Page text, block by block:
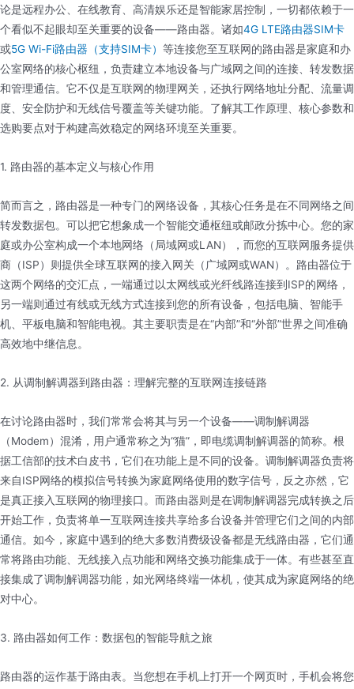
论是远程办公、在线教育、高清娱乐还是智能家居控制，一切都依赖于一
个看似不起眼却至关重要的设备——路由器。诸如4G LTE路由器SIM卡
或5G Wi-Fi路由器（支持SIM卡） 等连接您至互联网的路由器是家庭和办
公室网络的核心枢纽，负责建立本地设备与广域网之间的连接、转发数据
和管理通信。它不仅是互联网的物理网关，还执行网络地址分配、流量调
度、安全防护和无线信号覆盖等关键功能。了解其工作原理、核心参数和
选购要点对于构建高效稳定的网络环境至关重要。
1. 路由器的基本定义与核心作用
简而言之，路由器是一种专门的网络设备，其核心任务是在不同网络之间
转发数据包。可以把它想象成一个智能交通枢纽或邮政分拣中心。您的家
庭或办公室构成一个本地网络（局域网或LAN），而您的互联网服务提供
商（ISP）则提供全球互联网的接入网关（广域网或WAN）。路由器位于
这两个网络的交汇点，一端通过以太网线或光纤线路连接到ISP的网络，
另一端则通过有线或无线方式连接到您的所有设备，包括电脑、智能手
机、平板电脑和智能电视。其主要职责是在“内部”和“外部”世界之间准确
高效地中继信息。
2. 从调制解调器到路由器：理解完整的互联网连接链路
在讨论路由器时，我们常常会将其与另一个设备——调制解调器
（Modem）混淆，用户通常称之为“猫”，即电缆调制解调器的简称。根
据工信部的技术白皮书，它们在功能上是不同的设备。调制解调器负责将
来自ISP网络的模拟信号转换为家庭网络使用的数字信号，反之亦然，它
是真正接入互联网的物理接口。而路由器则是在调制解调器完成转换之后
开始工作，负责将单一互联网连接共享给多台设备并管理它们之间的内部
通信。如今，家庭中遇到的绝大多数消费级设备都是无线路由器，它们通
常将路由功能、无线接入点功能和网络交换功能集成于一体。有些甚至直
接集成了调制解调器功能，如光网络终端一体机，使其成为家庭网络的绝
对中心。
3. 路由器如何工作：数据包的智能导航之旅
路由器的运作基于路由表。当您想在手机上打开一个网页时，手机会将您